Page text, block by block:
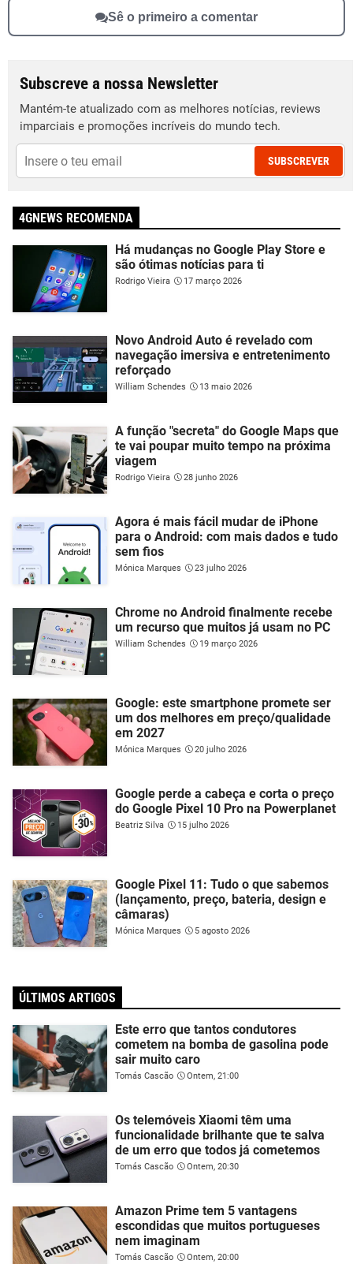
Sê o primeiro a comentar
Subscreve a nossa Newsletter
Mantém-te atualizado com as melhores notícias, reviews
imparciais e promoções incríveis do mundo tech.
SUBSCREVER
4GNEWS RECOMENDA
Há mudanças no Google Play Store e
são ótimas notícias para ti
Rodrigo Vieira 17 março 2026
Novo Android Auto é revelado com
navegação imersiva e entretenimento
reforçado
William Schendes 13 maio 2026
A função "secreta" do Google Maps que
te vai poupar muito tempo na próxima
viagem
Rodrigo Vieira 28 junho 2026
Agora é mais fácil mudar de iPhone
para o Android: com mais dados e tudo
sem fios
Mónica Marques 23 julho 2026
Chrome no Android finalmente recebe
um recurso que muitos já usam no PC
William Schendes 19 março 2026
Google: este smartphone promete ser
um dos melhores em preço/qualidade
em 2027
Mónica Marques 20 julho 2026
Google perde a cabeça e corta o preço
do Google Pixel 10 Pro na Powerplanet
Beatriz Silva 15 julho 2026
Google Pixel 11: Tudo o que sabemos
(lançamento, preço, bateria, design e
câmaras)
Mónica Marques 5 agosto 2026
ÚLTIMOS ARTIGOS
Este erro que tantos condutores
cometem na bomba de gasolina pode
sair muito caro
Tomás Cascão Ontem, 21:00
Os telemóveis Xiaomi têm uma
funcionalidade brilhante que te salva
de um erro que todos já cometemos
Tomás Cascão Ontem, 20:30
Amazon Prime tem 5 vantagens
escondidas que muitos portugueses
nem imaginam
Tomás Cascão Ontem, 20:00